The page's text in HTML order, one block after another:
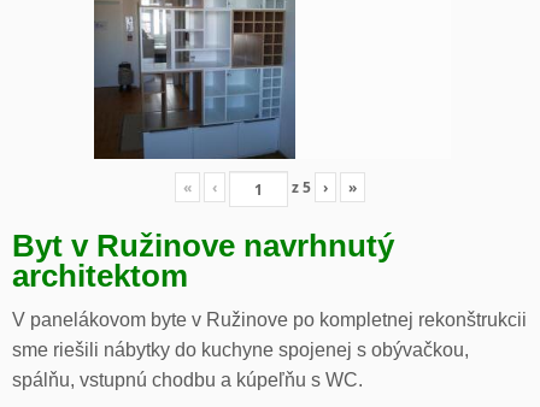
« ‹ z5 › »
Byt v Ružinove navrhnutý
architektom
V panelákovom byte v Ružinove po kompletnej rekonštrukcii
sme riešili nábytky do kuchyne spojenej s obývačkou,
spálňu, vstupnú chodbu a kúpeľňu s WC.